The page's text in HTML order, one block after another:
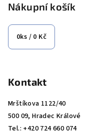
Nákupní košík
0ks / 0 Kč
Kontakt
Mrštíkova 1122/40
500 09, Hradec Králové
Tel.: +420 724 660 074